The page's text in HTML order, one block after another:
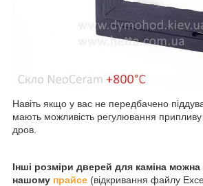
Навіть якщо у вас не передбачено
мають можливість регулювання припливу
дров.
Інші розміри дверей для каміна
нашому прайсе (відкривання файлу